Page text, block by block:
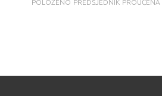
POLOŽENO PREDSJEDNIK PROUČENA